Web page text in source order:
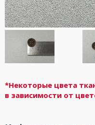
*Некоторые цвета
в зависимости от